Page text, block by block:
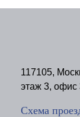
117105,
этаж 3, офис
Схема